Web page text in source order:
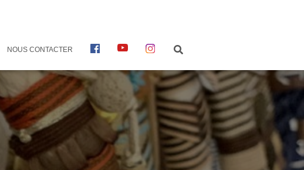
NOUS CONTACTER
C
O
O
Y
U
T
B
E
I
S
T
A
G